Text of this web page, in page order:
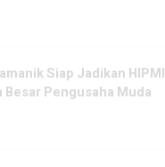
Siap Jadikan HIPMI
Besar Pengusaha Muda